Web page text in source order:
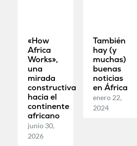
«How
Africa
Works»,
una
mirada
constructiva
hacia el
continente
africano
junio 30,
2026
También
hay (y
muchas)
buenas
noticias
en África
enero 22,
2024